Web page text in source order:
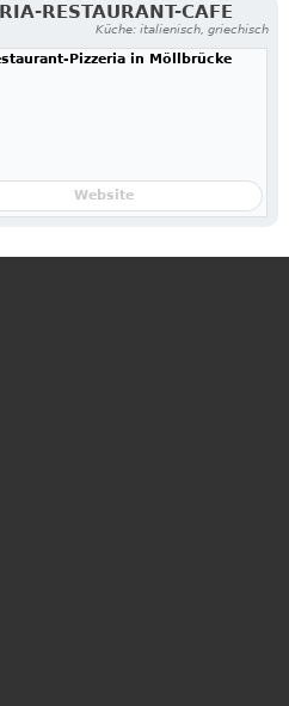
RESTAURANT-CAFE
Küche: italienisch, griechisch
Pizzeria in Möllbrücke
Website